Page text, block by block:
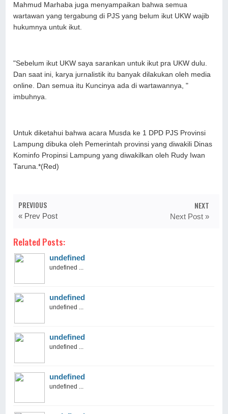
Mahmud Marhaba juga menyampaikan bahwa semua
wartawan yang tergabung di PJS yang belum ikut UKW wajib
hukumnya untuk ikut.
"Sebelum ikut UKW saya sarankan untuk ikut pra UKW dulu.
Dan saat ini, karya jurnalistik itu banyak dilakukan oleh media
online. Dan semua itu Kuncinya ada di wartawannya, "
imbuhnya.
Untuk diketahui bahwa acara Musda ke 1 DPD PJS Provinsi
Lampung dibuka oleh Pemerintah provinsi yang diwakili Dinas
Kominfo Propinsi Lampung yang diwakilkan oleh Rudy Iwan
Taruna.*(Red)
PREVIOUS
« Prev Post
NEXT
Next Post »
Related Posts:
undefined
undefined ...
undefined
undefined ...
undefined
undefined ...
undefined
undefined ...